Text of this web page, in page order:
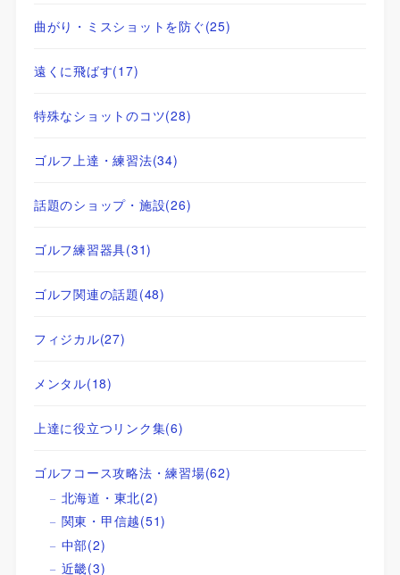
曲がり・ミスショットを防ぐ(25)
遠くに飛ばす(17)
特殊なショットのコツ(28)
ゴルフ上達・練習法(34)
話題のショップ・施設(26)
ゴルフ練習器具(31)
ゴルフ関連の話題(48)
フィジカル(27)
メンタル(18)
上達に役立つリンク集(6)
ゴルフコース攻略法・練習場(62)
北海道・東北(2)
関東・甲信越(51)
中部(2)
近畿(3)